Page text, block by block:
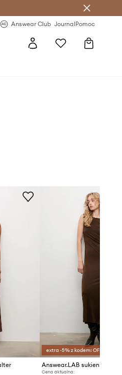
Answear Club JournalPomoc
extra -5% z kodem: OFF*
Answear.LAB sukienka
Cena aktualna: